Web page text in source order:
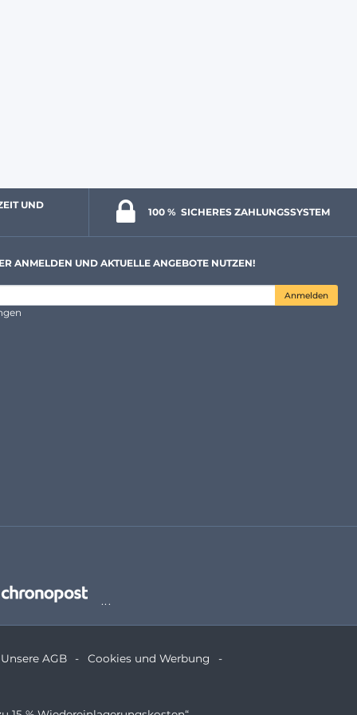
UND
100 % SICHERES ZAHLUNGSSYSTEM
ANMELDEN UND AKTUELLE ANGEBOTE NUTZEN!
Anmelden
Unsere AGB
Cookies und Werbung